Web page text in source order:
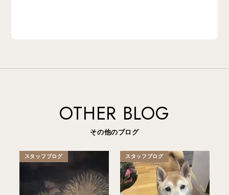
OTHER BLOG
その他のブログ
スタッフブログ スタッフブログ